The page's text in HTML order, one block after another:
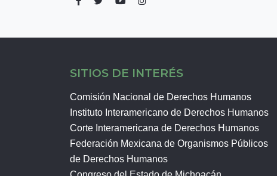
SITIOS DE INTERÉS
Comisión Nacional de Derechos Humanos
Instituto Interamericano de Derechos Humanos
Corte Interamericana de Derechos Humanos
Federación Mexicana de Organismos Públicos
de Derechos Humanos